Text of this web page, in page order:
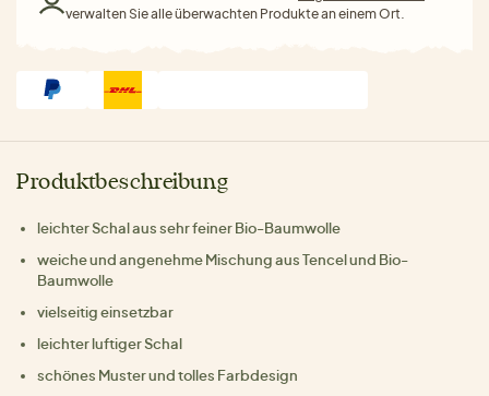
verwalten Sie alle überwachten Produkte an einem Ort.
Produktbeschreibung
leichter Schal aus sehr feiner Bio-Baumwolle
weiche und angenehme Mischung aus Tencel und Bio-
Baumwolle
vielseitig einsetzbar
leichter luftiger Schal
schönes Muster und tolles Farbdesign